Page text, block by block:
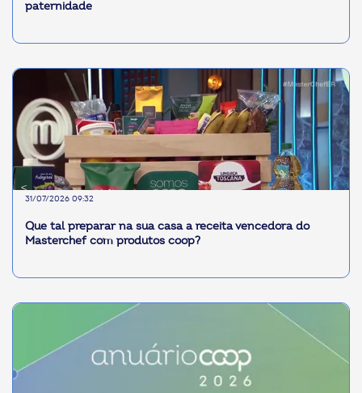
paternidade
31/07/2026 09:32
Que tal preparar na sua casa a receita vencedora do
Masterchef com produtos coop?